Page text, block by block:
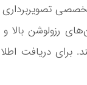
رزولوشن بالا
دریافت